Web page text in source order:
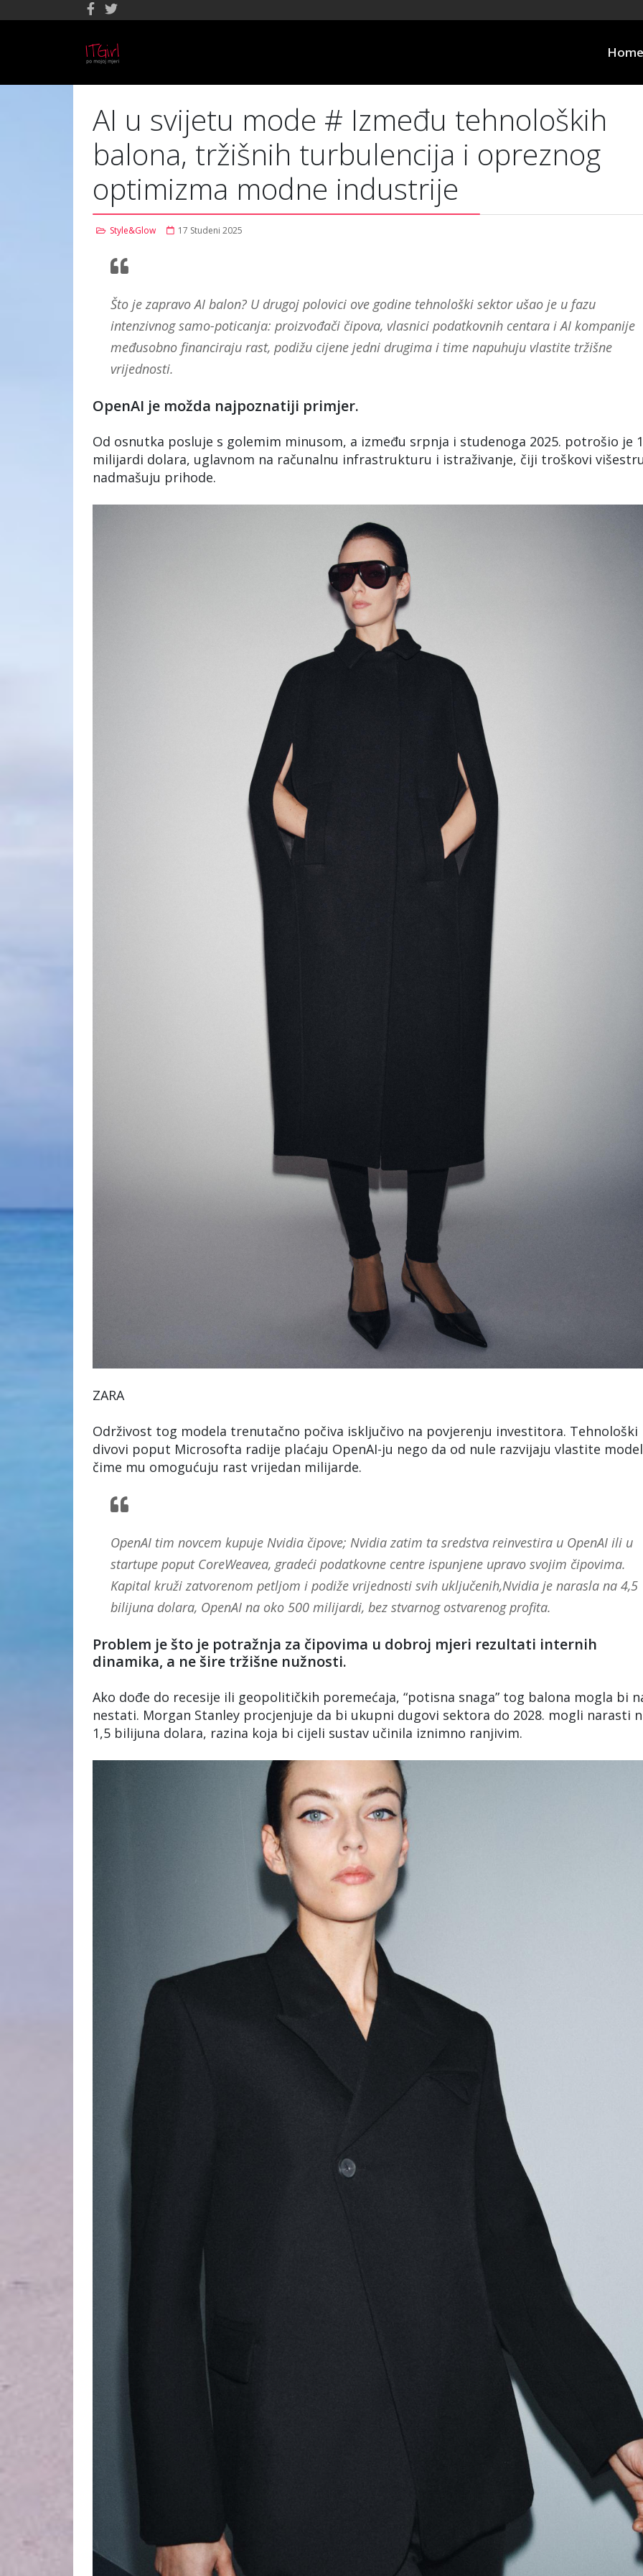
Home
AI u svijetu mode # Između tehnoloških
balona, tržišnih turbulencija i opreznog
optimizma modne industrije
Style&Glow 17 Studeni 2025
Što je zapravo AI balon? U drugoj polovici ove godine tehnološki sektor ušao je u fazu
intenzivnog samo-poticanja: proizvođači čipova, vlasnici podatkovnih centara i AI kompanije
međusobno financiraju rast, podižu cijene jedni drugima i time napuhuju vlastite tržišne
vrijednosti.
OpenAI je možda najpoznatiji primjer.
Od osnutka posluje s golemim minusom, a između srpnja i studenoga 2025. potrošio je
milijardi dolara, uglavnom na računalnu infrastrukturu i istraživanje, čiji troškovi
nadmašuju prihode.
ZARA
Održivost tog modela trenutačno počiva isključivo na povjerenju investitora. Tehnološki
divovi poput Microsofta radije plaćaju OpenAI-ju nego da od nule razvijaju vlastite
čime mu omogućuju rast vrijedan milijarde.
OpenAI tim novcem kupuje Nvidia čipove; Nvidia zatim ta sredstva reinvestira u OpenAI ili u
startupe poput CoreWeavea, gradeći podatkovne centre ispunjene upravo svojim čipovima.
Kapital kruži zatvorenom petljom i podiže vrijednosti svih uključenih,Nvidia je narasla na 4,5
bilijuna dolara, OpenAI na oko 500 milijardi, bez stvarnog ostvarenog profita.
Problem je što je potražnja za čipovima u dobroj mjeri rezultati internih
dinamika, a ne šire tržišne nužnosti.
Ako dođe do recesije ili geopolitičkih poremećaja, “potisna snaga” tog balona mogla bi
nestati. Morgan Stanley procjenjuje da bi ukupni dugovi sektora do 2028. mogli narasti
1,5 bilijuna dolara, razina koja bi cijeli sustav učinila iznimno ranjivim.